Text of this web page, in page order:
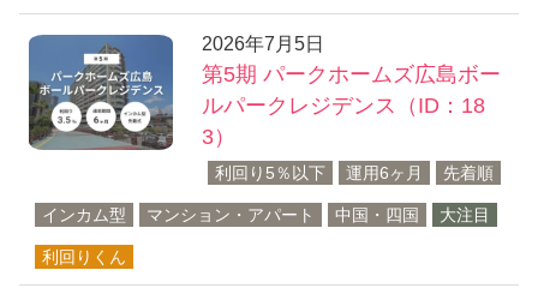
2026年7月5日
第5期 パークホームズ広島ボー
ルパークレジデンス（ID：18
3）
利回り5％以下 運用6ヶ月 先着順
インカム型 マンション・アパート 中国・四国 大注目
利回りくん